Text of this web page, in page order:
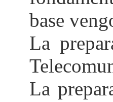
base
La
La